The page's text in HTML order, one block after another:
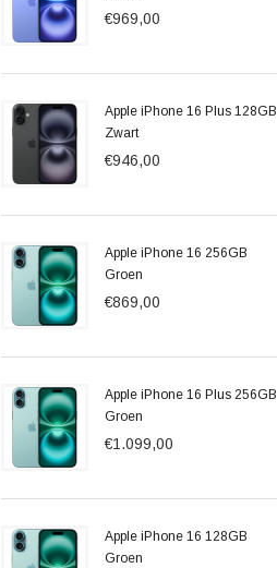
€969,00
Apple iPhone 16 Plus 128GB
Zwart
€946,00
Apple iPhone 16 256GB
Groen
€869,00
Apple iPhone 16 Plus 256GB
Groen
€1.099,00
Apple iPhone 16 128GB
Groen